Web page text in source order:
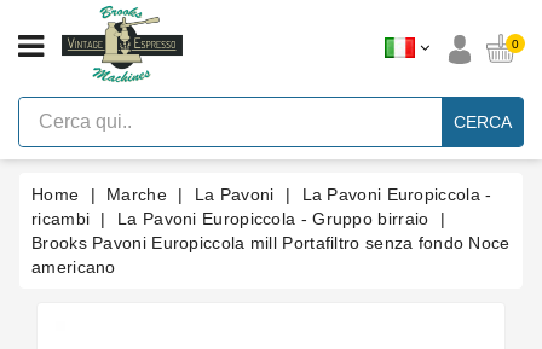
CATEGORIA
Macchine
Per
Caffè
Espresso
Leva
Vintage
Macchina
Per
0
CERCA
Home Marche La Pavoni
La Pavoni Europiccola -
ricambi
La Pavoni Europiccola - Gruppo birraio
Brooks Pavoni Europiccola mill Portafiltro senza fondo Noce
americano